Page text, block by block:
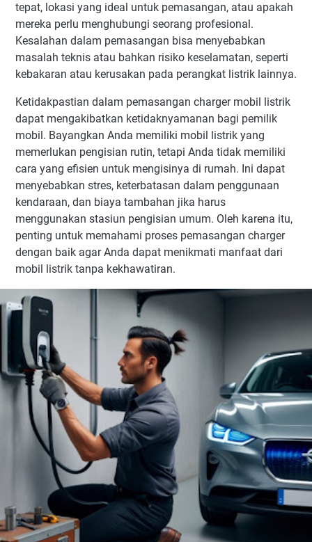
tepat, lokasi yang ideal untuk pemasangan, atau apakah
mereka perlu menghubungi seorang profesional.
Kesalahan dalam pemasangan bisa menyebabkan
masalah teknis atau bahkan risiko keselamatan, seperti
kebakaran atau kerusakan pada perangkat listrik lainnya.
Ketidakpastian dalam pemasangan charger mobil listrik
dapat mengakibatkan ketidaknyamanan bagi pemilik
mobil. Bayangkan Anda memiliki mobil listrik yang
memerlukan pengisian rutin, tetapi Anda tidak memiliki
cara yang efisien untuk mengisinya di rumah. Ini dapat
menyebabkan stres, keterbatasan dalam penggunaan
kendaraan, dan biaya tambahan jika harus
menggunakan stasiun pengisian umum. Oleh karena itu,
penting untuk memahami proses pemasangan charger
dengan baik agar Anda dapat menikmati manfaat dari
mobil listrik tanpa kekhawatiran.